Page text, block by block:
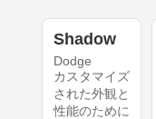
Shadow
Dodge
カスタマイズ
された外観と
性能のために